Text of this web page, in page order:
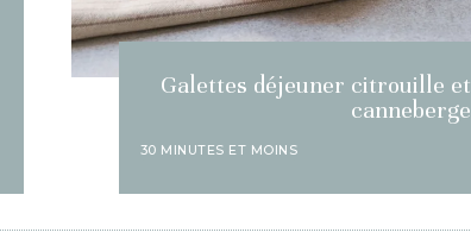
Galettes déjeuner citrouille et
canneberge
30 MINUTES ET MOINS